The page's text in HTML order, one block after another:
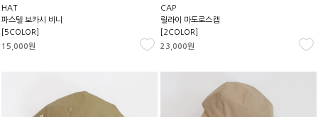
HAT
파스텔 보카시 비니
[5COLOR]
15,000원
CAP
릴라이 마도로스캡
[2COLOR]
23,000원